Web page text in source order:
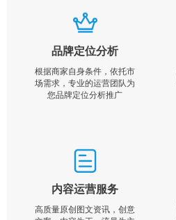
品牌定位分析
根据商家自身条件，依托市
场需求，专业的运营团队为
您品牌定位分析推广
内容运营服务
高质量原创图文资讯，创意